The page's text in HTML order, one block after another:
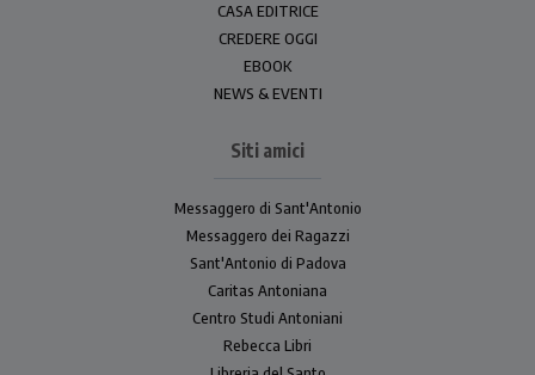
CASA EDITRICE
CREDERE OGGI
EBOOK
NEWS & EVENTI
Siti amici
Messaggero di Sant'Antonio
Messaggero dei Ragazzi
Sant'Antonio di Padova
Caritas Antoniana
Centro Studi Antoniani
Rebecca Libri